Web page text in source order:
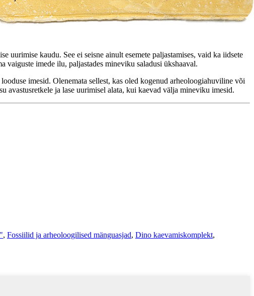
uurimise kaudu. See ei seisne ainult esemete paljastamises, vaid ka iidsete
vaiguste imede ilu, paljastades mineviku saladusi ükshaaval.
imesid. Olenemata sellest, kas oled kogenud arheoloogiahuviline või
avastusretkele ja lase uurimisel alata, kui kaevad välja mineviku imesid.
, Fossiilid ja arheoloogilised mänguasjad, Dino kaevamiskomplekt,